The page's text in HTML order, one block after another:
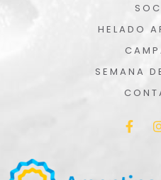
HELADO
SEMANA